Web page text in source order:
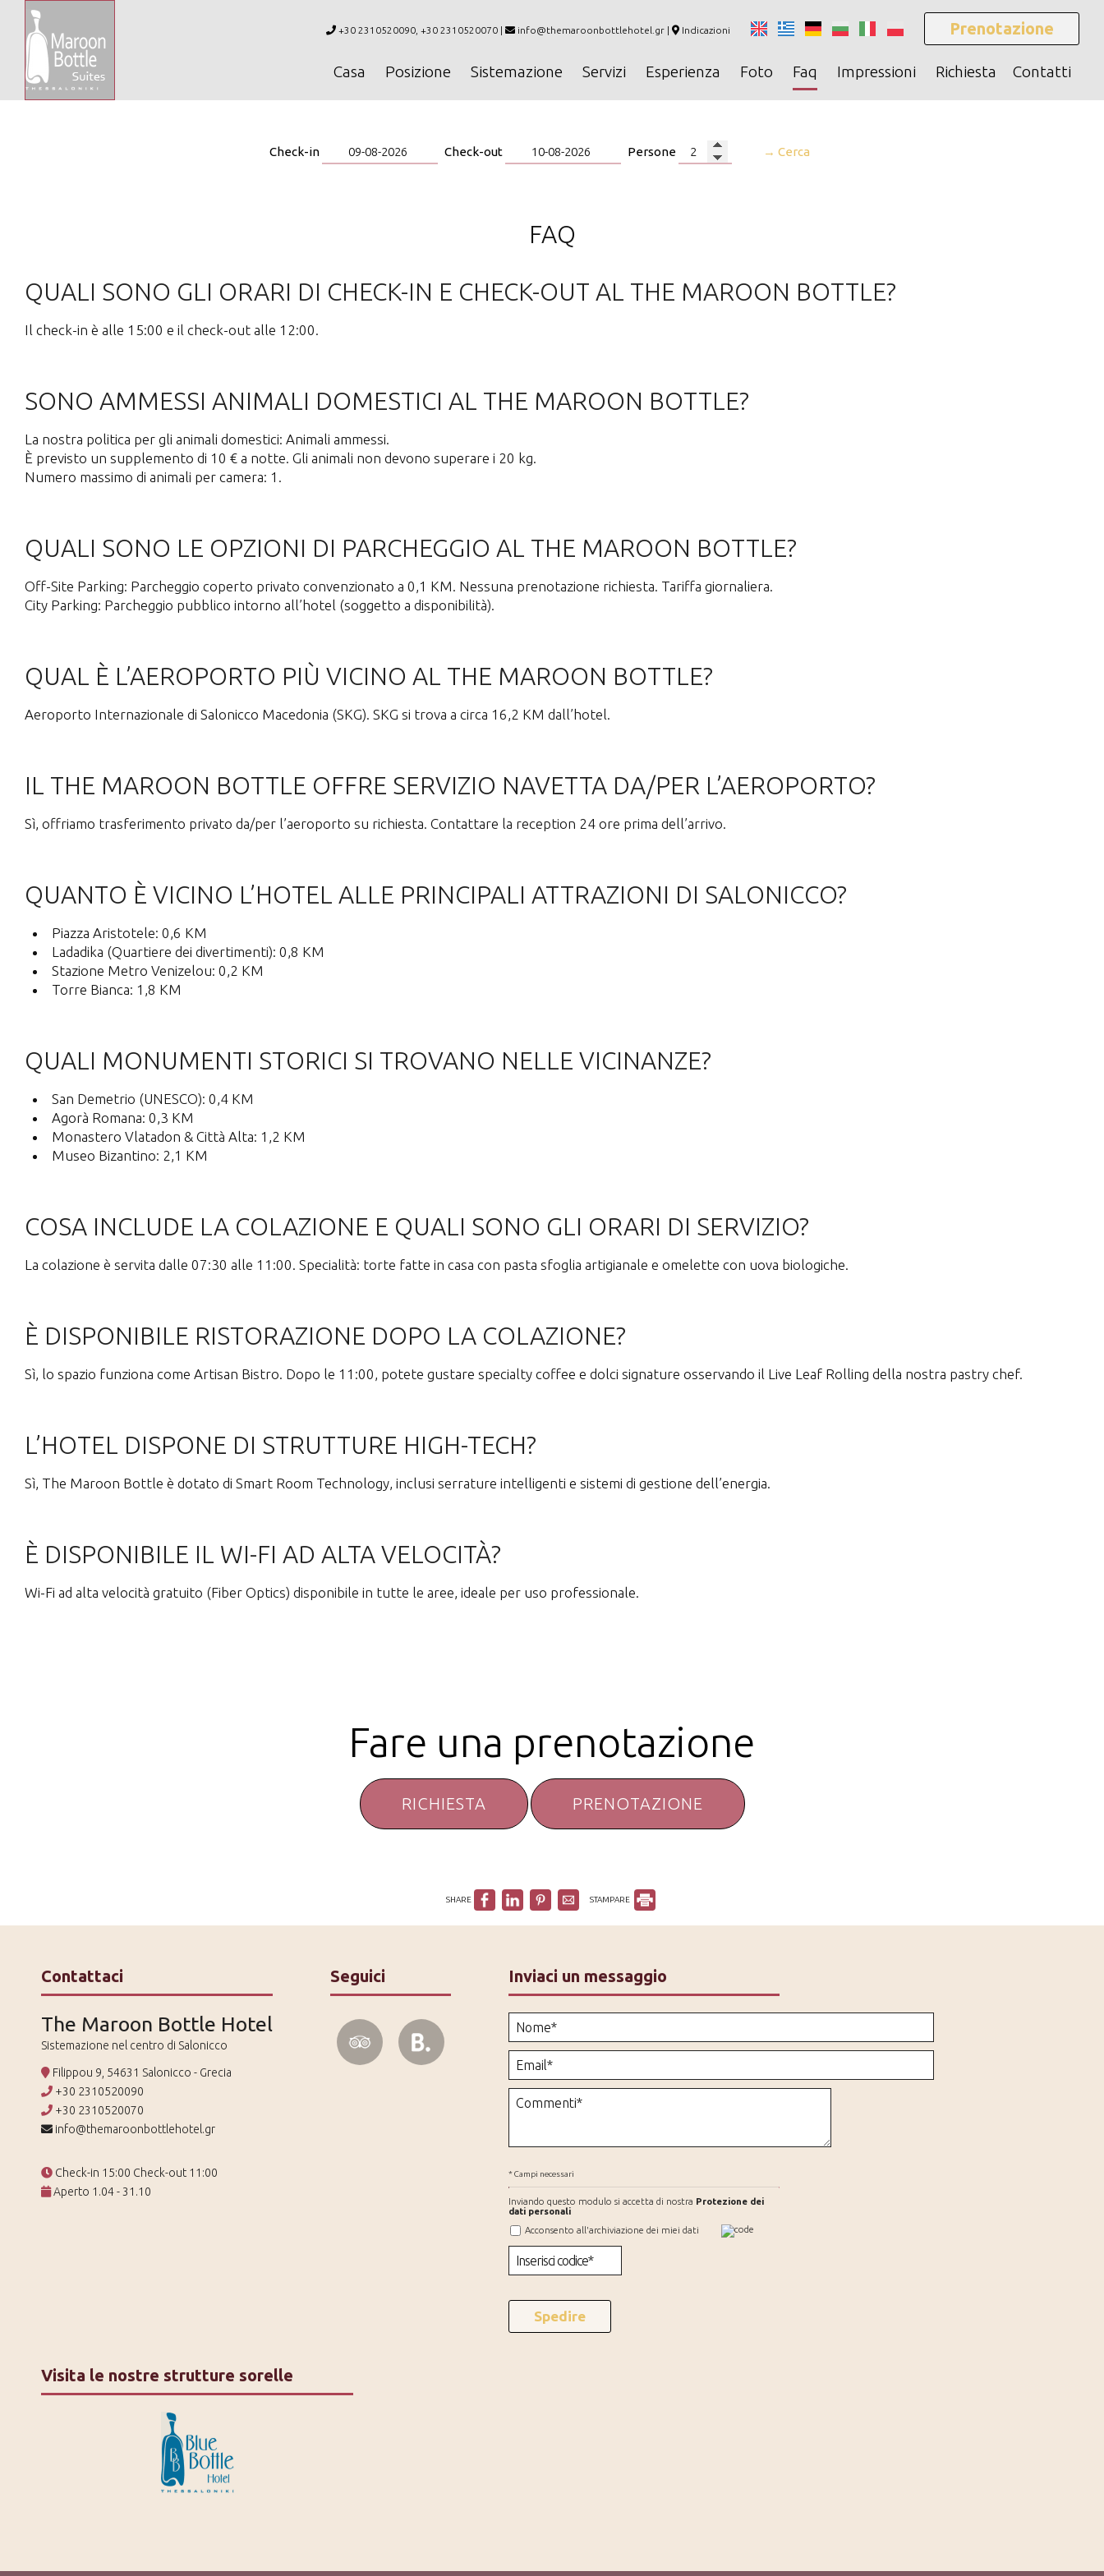
+30 2310520090, +30 2310520070 | info@themaroonbottlehotel.gr | Indicazioni Prenotazione
Casa Posizione Sistemazione Servizi Esperienza Foto Faq Impressioni Richiesta Contatti
Check-in Check-out Persone → Cerca
FAQ
QUALI SONO GLI ORARI DI CHECK-IN E CHECK-OUT AL THE MAROON BOTTLE?
Il check-in è alle 15:00 e il check-out alle 12:00.
SONO AMMESSI ANIMALI DOMESTICI AL THE MAROON BOTTLE?
La nostra politica per gli animali domestici: Animali ammessi.
È previsto un supplemento di 10 € a notte. Gli animali non devono superare i 20 kg.
Numero massimo di animali per camera: 1.
QUALI SONO LE OPZIONI DI PARCHEGGIO AL THE MAROON BOTTLE?
Off-Site Parking: Parcheggio coperto privato convenzionato a 0,1 KM. Nessuna prenotazione richiesta. Tariffa giornaliera.
City Parking: Parcheggio pubblico intorno all’hotel (soggetto a disponibilità).
QUAL È L’AEROPORTO PIÙ VICINO AL THE MAROON BOTTLE?
Aeroporto Internazionale di Salonicco Macedonia (SKG). SKG si trova a circa 16,2 KM dall’hotel.
IL THE MAROON BOTTLE OFFRE SERVIZIO NAVETTA DA/PER L’AEROPORTO?
Sì, offriamo trasferimento privato da/per l’aeroporto su richiesta. Contattare la reception 24 ore prima dell’arrivo.
QUANTO È VICINO L’HOTEL ALLE PRINCIPALI ATTRAZIONI DI SALONICCO?
Piazza Aristotele: 0,6 KM
Ladadika (Quartiere dei divertimenti): 0,8 KM
Stazione Metro Venizelou: 0,2 KM
Torre Bianca: 1,8 KM
QUALI MONUMENTI STORICI SI TROVANO NELLE VICINANZE?
San Demetrio (UNESCO): 0,4 KM
Agorà Romana: 0,3 KM
Monastero Vlatadon & Città Alta: 1,2 KM
Museo Bizantino: 2,1 KM
COSA INCLUDE LA COLAZIONE E QUALI SONO GLI ORARI DI SERVIZIO?
La colazione è servita dalle 07:30 alle 11:00. Specialità: torte fatte in casa con pasta sfoglia artigianale e omelette con uova biologiche.
È DISPONIBILE RISTORAZIONE DOPO LA COLAZIONE?
Sì, lo spazio funziona come Artisan Bistro. Dopo le 11:00, potete gustare specialty coffee e dolci signature osservando il Live Leaf Rolling della nostra pastry chef.
L’HOTEL DISPONE DI STRUTTURE HIGH-TECH?
Sì, The Maroon Bottle è dotato di Smart Room Technology, inclusi serrature intelligenti e sistemi di gestione dell’energia.
È DISPONIBILE IL WI-FI AD ALTA VELOCITÀ?
Wi-Fi ad alta velocità gratuito (Fiber Optics) disponibile in tutte le aree, ideale per uso professionale.
Fare una prenotazione
RICHIESTA PRENOTAZIONE
SHARE STAMPARE
Contattaci
The Maroon Bottle Hotel
Sistemazione nel centro di Salonicco
Filippou 9, 54631 Salonicco - Grecia
+30 2310520090
+30 2310520070
info@themaroonbottlehotel.gr
Check-in 15:00 Check-out 11:00
Aperto 1.04 - 31.10
Seguici Inviaci un messaggio
* Campi necessari
Inviando questo modulo si accetta di nostra Protezione dei
dati personali
Acconsento all'archiviazione dei miei dati
Spedire
Visita le nostre strutture sorelle